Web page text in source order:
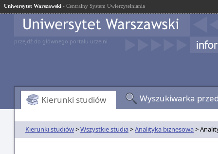
Uniwersytet Warszawski - Centralny System Uwierzytelniania
przejdź do głównego portalu uczelni
Kierunki studiów Wyszukiwarka
Kierunki studiów>Wszystkie studia>Analityka biznesowa>